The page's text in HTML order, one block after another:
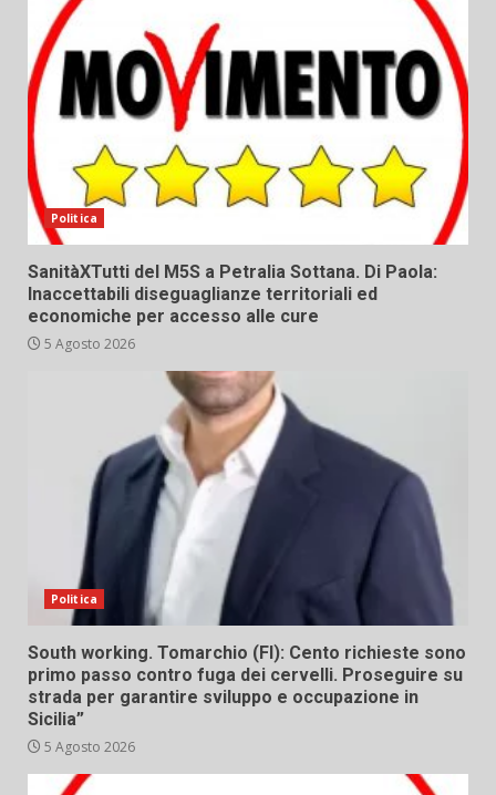
Politica
SanitàXTutti del M5S a Petralia Sottana. Di Paola:
Inaccettabili diseguaglianze territoriali ed
economiche per accesso alle cure
5 Agosto 2026
Politica
South working. Tomarchio (FI): Cento richieste sono
primo passo contro fuga dei cervelli. Proseguire su
strada per garantire sviluppo e occupazione in
Sicilia”
5 Agosto 2026